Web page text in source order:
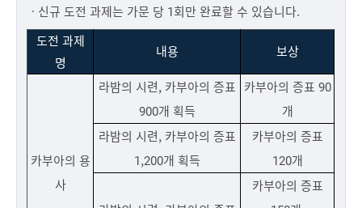
ㆍ신규 도전 과제는 가문 당 1회만 완료할 수 있습니다.
도전 과제
명
내용 보상
카부아의 용
사
라밤의 시련, 카부아의 증표
900개 획득
카부아의 증표 90
개
라밤의 시련, 카부아의 증표
1,200개 획득
카부아의 증표
120개
카부아의 증표